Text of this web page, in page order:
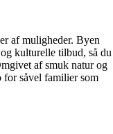
af muligheder. Byen
kulturelle tilbud, så du
af smuk natur og
for såvel familier som